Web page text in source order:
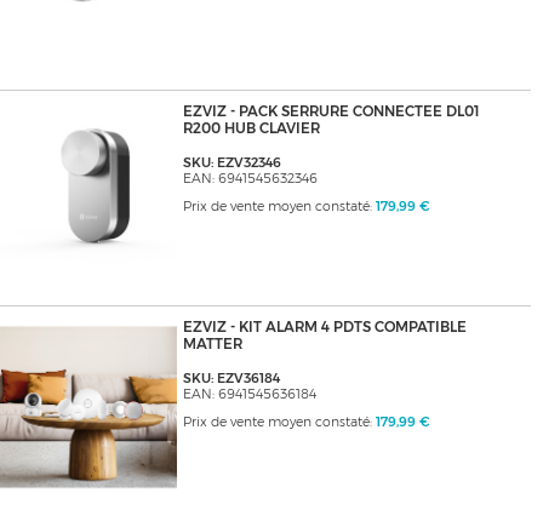
EZVIZ - PACK SERRURE CONNECTEE DL01
R200 HUB CLAVIER
SKU: EZV32346
EAN: 6941545632346
Prix de vente moyen constaté: 179,99 €
EZVIZ - KIT ALARM 4 PDTS COMPATIBLE
MATTER
SKU: EZV36184
EAN: 6941545636184
Prix de vente moyen constaté: 179,99 €